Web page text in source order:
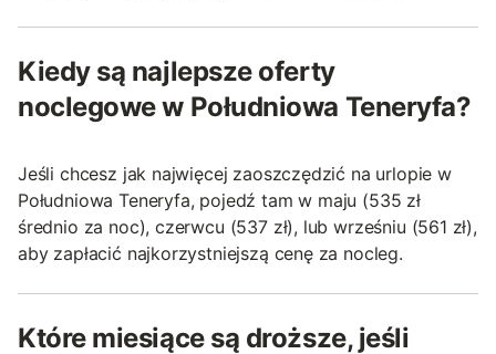
Kiedy są najlepsze oferty
noclegowe w Południowa Teneryfa?
Jeśli chcesz jak najwięcej zaoszczędzić na urlopie w
Południowa Teneryfa, pojedź tam w maju (535 zł
średnio za noc), czerwcu (537 zł), lub wrześniu (561 zł),
aby zapłacić najkorzystniejszą cenę za nocleg.
Które miesiące są droższe, jeśli